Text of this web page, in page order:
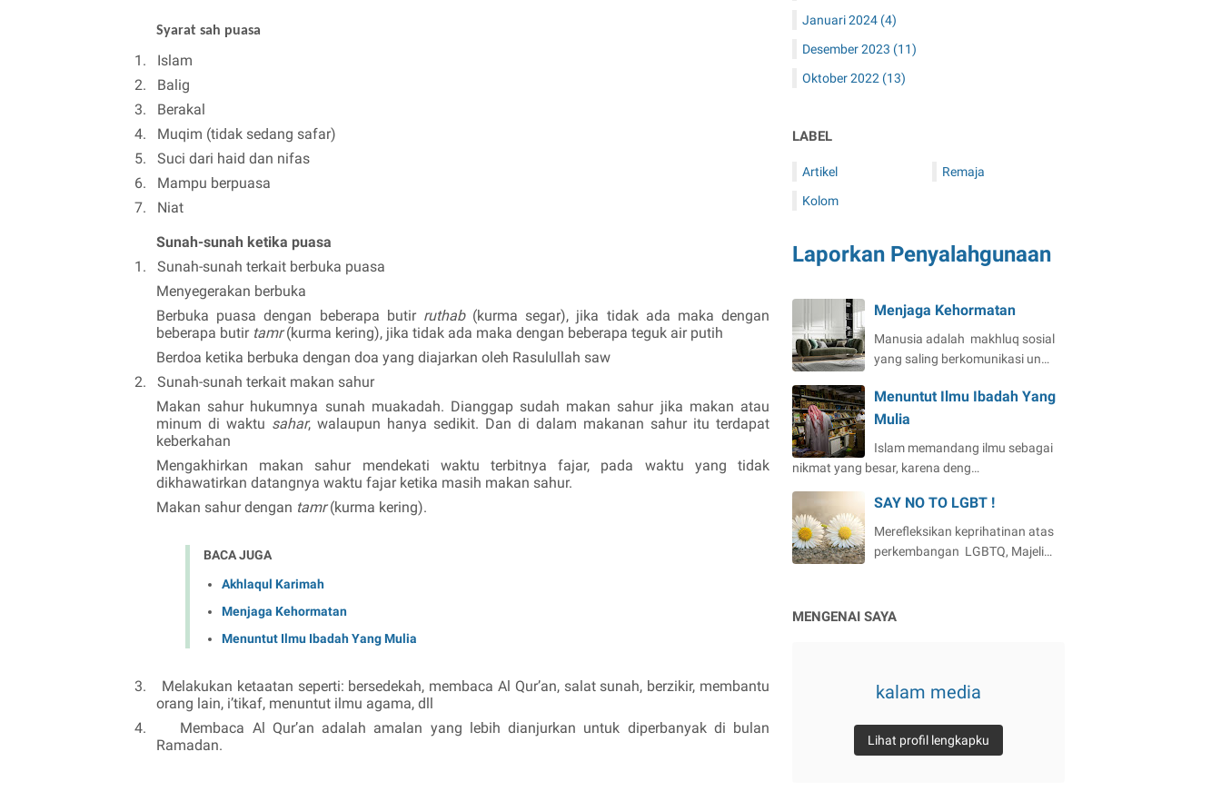
Syarat sah puasa
1.
Islam
2.
Balig
3.
Berakal
4.
Muqim (tidak sedang safar)
5.
Suci dari haid dan nifas
6.
Mampu berpuasa
7.
Niat
Sunah-sunah ketika puasa
1.
Sunah-sunah terkait berbuka puasa
Menyegerakan berbuka
Berbuka puasa dengan beberapa butir ruthab (kurma segar), jika tidak ada maka dengan
beberapa butir tamr(kurma kering), jika tidak ada maka dengan beberapa teguk air putih
Berdoa ketika berbuka dengan doa yang diajarkan oleh Rasulullah saw
2.
Sunah-sunah terkait makan sahur
Makan sahur hukumnya sunah muakadah. Dianggap sudah makan sahur jika makan atau
minum di waktu sahar, walaupun hanya sedikit. Dan di dalam makanan sahur itu terdapat
keberkahan
Mengakhirkan makan sahur mendekati waktu terbitnya fajar, pada waktu yang tidak
dikhawatirkan datangnya waktu fajar ketika masih makan sahur.
Makan sahur dengan tamr(kurma kering).
BACA JUGA
Akhlaqul Karimah
Menjaga Kehormatan
Menuntut Ilmu Ibadah Yang Mulia
3.
Melakukan ketaatan seperti: bersedekah, membaca Al Qur’an, salat sunah, berzikir, membantu
orang lain, i’tikaf, menuntut ilmu agama, dll
4.
Membaca Al Qur’an adalah amalan yang lebih dianjurkan untuk diperbanyak di bulan
Ramadan.
Januari 2024 (4)
Desember 2023 (11)
Oktober 2022 (13)
LABEL
Artikel
Kolom
Remaja
Laporkan Penyalahgunaan
Menjaga Kehormatan
Manusia adalah makhluq sosial
yang saling berkomunikasi un…
Menuntut Ilmu Ibadah Yang
Mulia
Islam memandang ilmu sebagai
nikmat yang besar, karena deng…
SAY NO TO LGBT !
Merefleksikan keprihatinan atas
perkembangan LGBTQ, Majeli…
MENGENAI SAYA
kalam media
Lihat profil lengkapku